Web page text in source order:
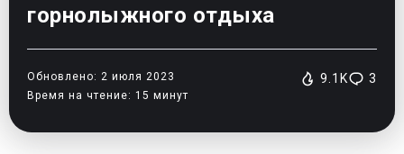
горнолыжного отдыха
Обновлено: 2 июля 2023
Время на чтение: 15 минут
9.1K 3